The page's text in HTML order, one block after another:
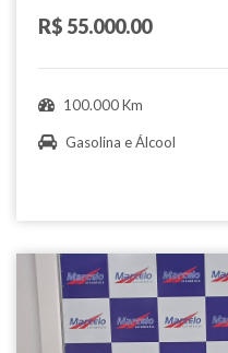
R$ 55.000.00
100.000 Km
Gasolina e Álcool